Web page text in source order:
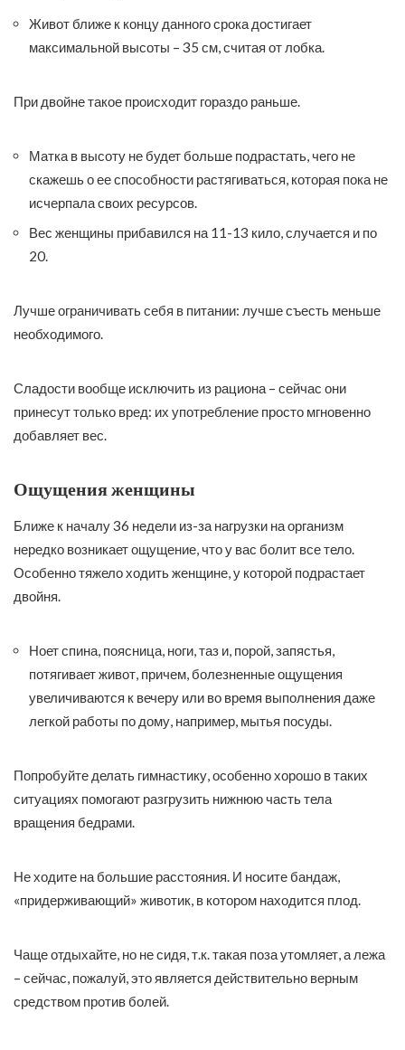
Живот ближе к концу данного срока достигает
максимальной высоты – 35 см, считая от лобка.
При двойне такое происходит гораздо раньше.
Матка в высоту не будет больше подрастать, чего не
скажешь о ее способности растягиваться, которая пока не
исчерпала своих ресурсов.
Вес женщины прибавился на 11-13 кило, случается и по
20.
Лучше ограничивать себя в питании: лучше съесть меньше
необходимого.
Сладости вообще исключить из рациона – сейчас они
принесут только вред: их употребление просто мгновенно
добавляет вес.
Ощущения женщины
Ближе к началу 36 недели из-за нагрузки на организм
нередко возникает ощущение, что у вас болит все тело.
Особенно тяжело ходить женщине, у которой подрастает
двойня.
Ноет спина, поясница, ноги, таз и, порой, запястья,
потягивает живот, причем, болезненные ощущения
увеличиваются к вечеру или во время выполнения даже
легкой работы по дому, например, мытья посуды.
Попробуйте делать гимнастику, особенно хорошо в таких
ситуациях помогают разгрузить нижнюю часть тела
вращения бедрами.
Не ходите на большие расстояния. И носите бандаж,
«придерживающий» животик, в котором находится плод.
Чаще отдыхайте, но не сидя, т.к. такая поза утомляет, а лежа
– сейчас, пожалуй, это является действительно верным
средством против болей.